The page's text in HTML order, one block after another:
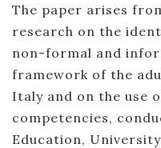
The paper arises
research on the
non-formal and
framework of the
Italy and on the use
competencies,
Education,